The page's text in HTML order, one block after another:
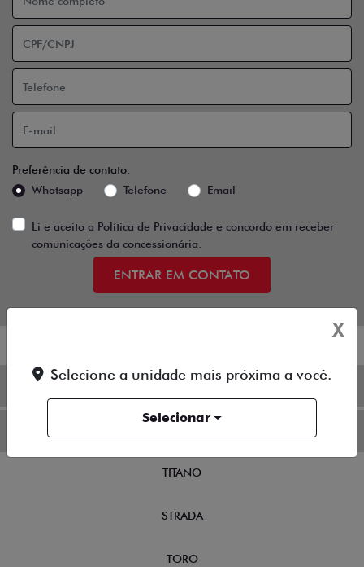
Preferência de contato:
Whatsapp
Telefone Email
Li e aceito a Política de Privacidade e concordo em receber
comunicações da concessionária.
ENTRAR EM CONTATO
TITANO
STRADA
TORO
X
Selecione a unidade mais próxima a você.
Selecionar